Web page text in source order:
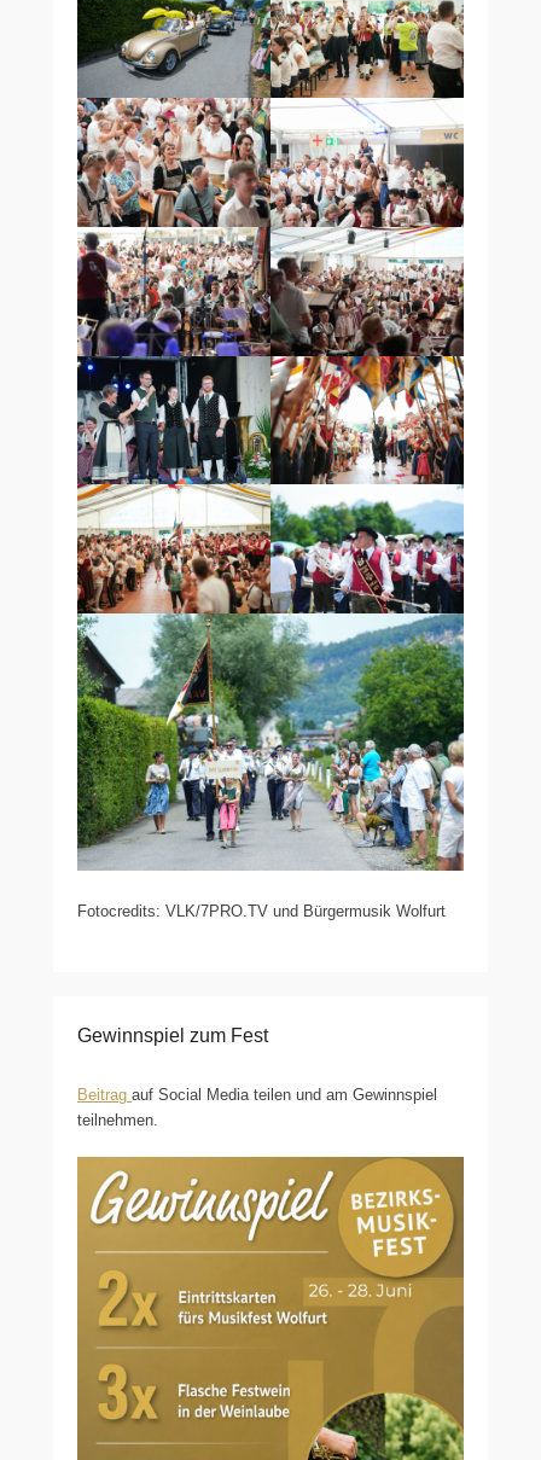
Fotocredits: VLK/7PRO.TV und Bürgermusik Wolfurt
Gewinnspiel zum Fest
Beitrag auf Social Media teilen und am Gewinnspiel
teilnehmen.